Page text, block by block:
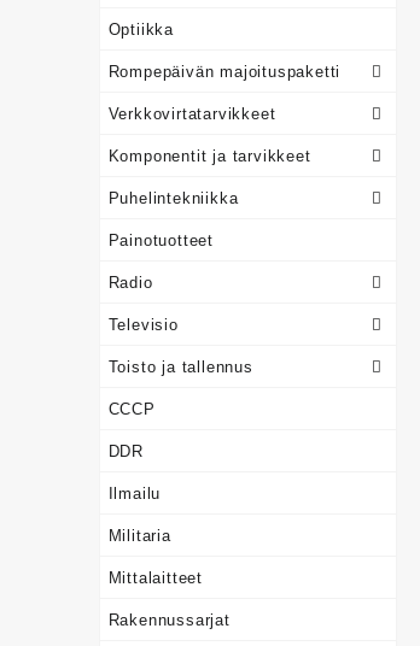
Optiikka
Rompepäivän majoituspaketti
Verkkovirtatarvikkeet
Komponentit ja tarvikkeet
Puhelintekniikka
Painotuotteet
Radio
Televisio
Toisto ja tallennus
CCCP
DDR
Ilmailu
Militaria
Mittalaitteet
Rakennussarjat